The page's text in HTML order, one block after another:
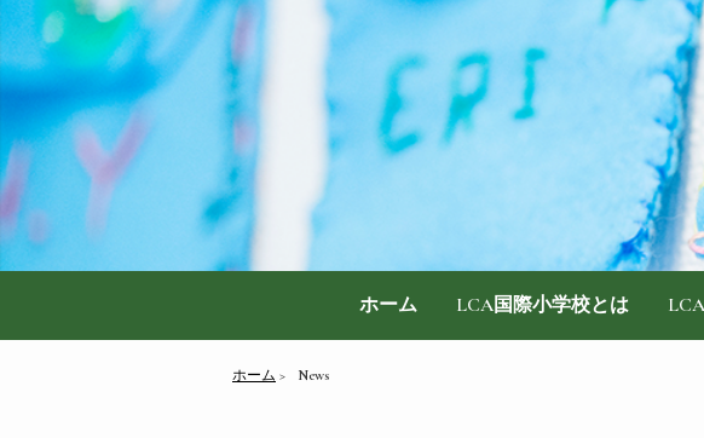
ホーム LCA国際小学校とは
ホーム News